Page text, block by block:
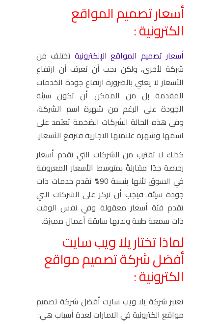
أسعار تصميم المواقع
الكترونية :
أسعار تصميم المواقع الإلكترونية تختلف من
شركة لأخرى، ولكن يجب أن تعرف أن ارتفاع
الأسعار لا يعني بالضرورة ارتفاع جودة الخدمات
المقدمة بل من الممكن أن تكون سيئة
الجودة على الرغم من شهرة اسم الشركة،
وفي هذه الحالة الشركات الضخمة تعتمد على
اسمها وشهرة علامتها التجارية فترفع الأسعار.
كذلك لا تقترب من الشركات التي تقدم أسعار
رخيصة جدًا مقارنةً بمتوسط الأسعار المعروفة
في السوق لأنها بنسبة 90% تقدم خدمات ذات
جودة سيئة. فيجب أن تركز على الشركات التي
تقدم فئة أسعار معقولة وفي نفس الوقت
ذات سمعة طيبة ولديها سابقة أعمال مميزة.
لماذا تختار يلا ويب سايت
أفضل شركة تصميم مواقع
الكترونية :
تعتبر شركة يلا ويب سايت أفضل شركة تصميم
مواقع الكترونية في الامارات لعدة أسباب هي: